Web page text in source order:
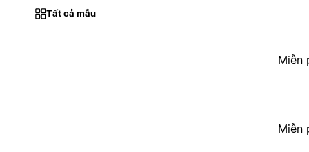
Tất cả mẫu
Miễn
Miễn